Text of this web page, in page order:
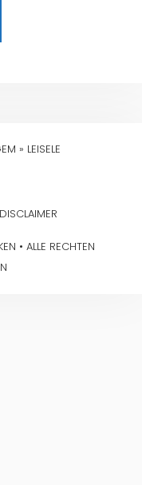
» LEISELE
DISCLAIMER
• ALLE RECHTEN